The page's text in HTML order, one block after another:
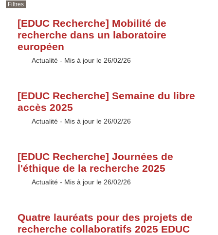
Filtres
[EDUC Recherche] Mobilité de
recherche dans un laboratoire
européen
Type :
Actualité - Mis à jour le 26/02/26
[EDUC Recherche] Semaine du libre
accès 2025
Type :
Actualité - Mis à jour le 26/02/26
[EDUC Recherche] Journées de
l'éthique de la recherche 2025
Type :
Actualité - Mis à jour le 26/02/26
Quatre lauréats pour des projets de
recherche collaboratifs 2025 EDUC